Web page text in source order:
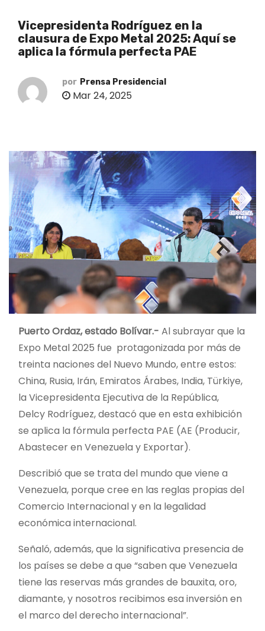
Vicepresidenta Rodríguez en la
clausura de Expo Metal 2025: Aquí se
aplica la fórmula perfecta PAE
por Prensa Presidencial
Mar 24, 2025
Puerto Ordaz, estado Bolívar.- Al subrayar que la
Expo Metal 2025 fue protagonizada por más de
treinta naciones del Nuevo Mundo, entre estos:
China, Rusia, Irán, Emiratos Árabes, India, Türkiye,
la Vicepresidenta Ejecutiva de la República,
Delcy Rodríguez, destacó que en esta exhibición
se aplica la fórmula perfecta PAE (AE (Producir,
Abastecer en Venezuela y Exportar).
Describió que se trata del mundo que viene a
Venezuela, porque cree en las reglas propias del
Comercio Internacional y en la legalidad
económica internacional.
Señaló, además, que la significativa presencia de
los países se debe a que “saben que Venezuela
tiene las reservas más grandes de bauxita, oro,
diamante, y nosotros recibimos esa inversión en
el marco del derecho internacional”.